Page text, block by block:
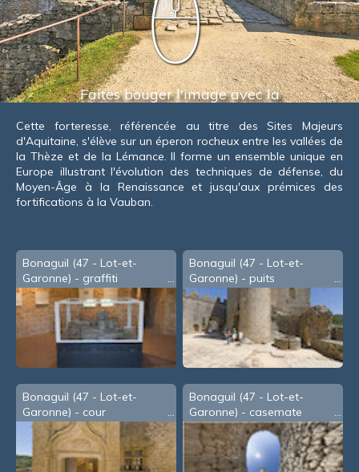
Faites bouger l'image avec la
Cette forteresse, référencée au titre des Sites Majeurs
d'Aquitaine, s'élève sur un éperon rocheux entre les vallées de
la Thèze et de la Lémance. Il forme un ensemble unique en
Europe illustrant l'évolution des techniques de défense, du
Moyen-Âge à la Renaissance et jusqu'aux prémices des
fortifications à la Vauban.
Bonaguil (47 - Lot-et-
Garonne) - graffiti
Bonaguil (47 - Lot-et-
Garonne) - puits
Bonaguil (47 - Lot-et-
Garonne) - cour
Bonaguil (47 - Lot-et-
Garonne) - casemate